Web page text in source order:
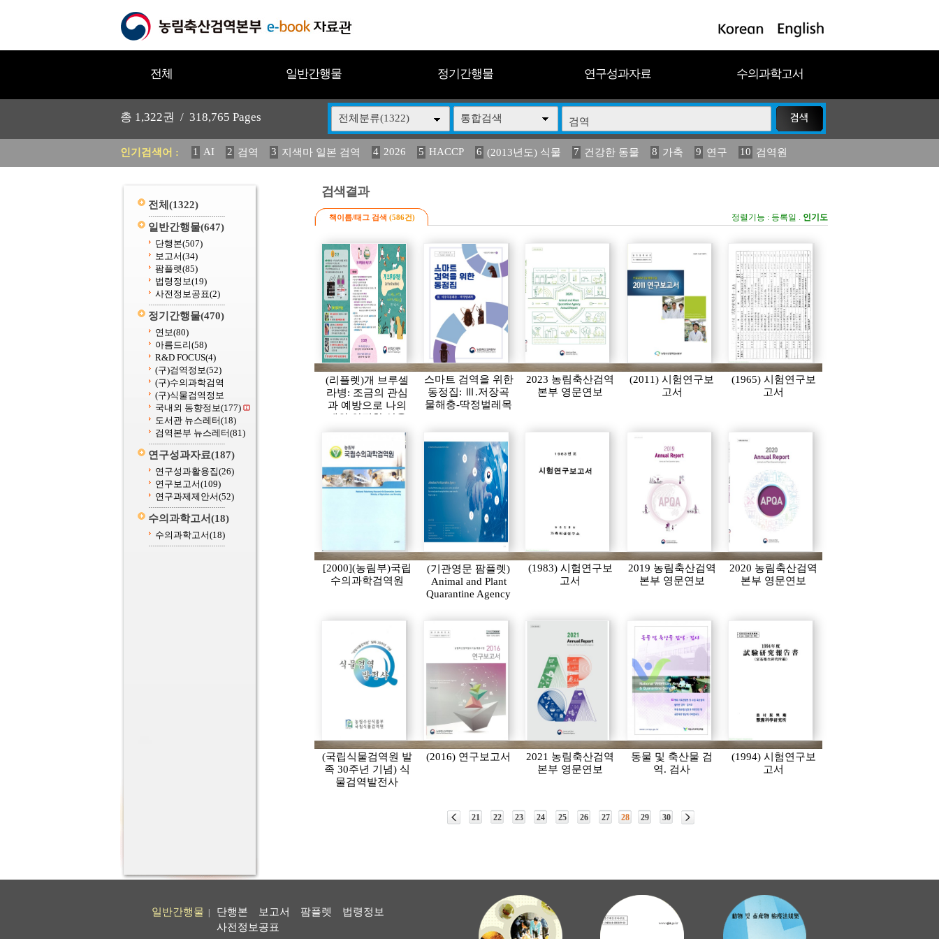
전체 일반간행물 정기간행물 연구성과자료 수의과학고서
총 1,322권 / 318,765 Pages 전체분류(1322) 통합검색
인기검색어 : 1 AI 2 검역 3 지색마 일본 검역 4 2026 5 HACCP 6 (2013년도) 식물 7 건강한 동물 8 가축 9 연구 10 검역원
11 2025 12 중독성 식물 도감 13 (2013년도) 식 14 구제역 15 媛 異 16 관리 17 연보 18 농림수산 19 2023
전체 (1322)
일반간행물(647)
단행본(507)
보고서(34)
팜플렛(85)
법령정보(19)
사전정보공표(2)
정기간행물(470)
연보(80)
아름드리(58)
R&D FOCUS(4)
(구)검역정보(52)
(구)수의과학검역
(구)식물검역정보
국내외 동향정보(177)
도서관 뉴스레터(18)
검역본부 뉴스레터(81)
연구성과자료(187)
연구성과활용집(26)
연구보고서(109)
연구과제제안서(52)
수의과학고서(18)
수의과학고서(18)
검색결과
책이름/태그 검색 (586건) 정렬기능 : 등록일 . 인기도
(리플렛)개 브루셀
라병: 조금의 관심
과 예방으로 나의
개와 안전한 삶을
누릴 수 있습니다
스마트 검역을 위한
동정집: Ⅲ.저장곡
물해충-딱정벌레목
2023 농림축산검역
본부 영문연보
(2011) 시험연구보
고서
(1965) 시험연구보
고서
[2000](농림부)국립
수의과학검역원
(기관영문 팜플렛)
Animal and Plant
Quarantine Agency
(1983) 시험연구보
고서
2019 농림축산검역
본부 영문연보
2020 농림축산검역
본부 영문연보
(국립식물검역원 발
족 30주년 기념) 식
물검역발전사
(2016) 연구보고서
2021 농림축산검역
본부 영문연보
동물 및 축산물 검
역. 검사
(1994) 시험연구보
고서
21 22 23 24 25 26 27 28 29 30
일반간행물 단행본 보고서 팜플렛
법령정보
사전정보공표